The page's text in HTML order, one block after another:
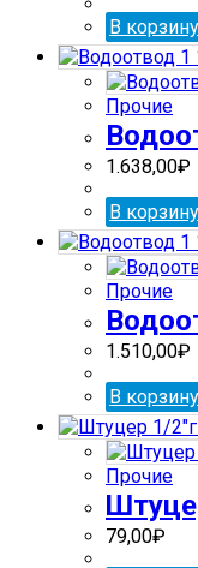
В корзину
Прочие
1.638,00₽
В корзину
Прочие
1.510,00₽
В корзину
Прочие
79,00₽